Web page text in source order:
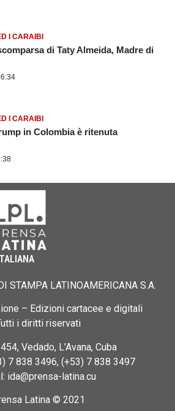
I CARAIBI
di Taty Almeida, Madre di
I CARAIBI
in Colombia è ritenuta
STAMPA LATINOAMERICANA S.A.
– Edizioni cartacee e digitali
i diritti riservati
Vedado, L’Avana, Cuba
7 838 3496, (+53) 7 838 3497
ida@prensa-latina.cu
Latina © 2021